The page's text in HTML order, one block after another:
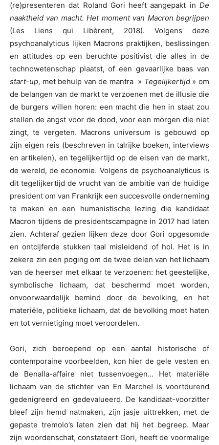
(re)presenteren dat Roland Gori heeft aangepakt in De
naaktheid van macht. Het moment van Macron begrijpen
(Les Liens qui Libèrent, 2018). Volgens deze
psychoanalyticus lijken Macrons praktijken, beslissingen
en attitudes op een beruchte positivist die alles in de
technowetenschap plaatst, of een gevaarlijke baas van
start-up, met behulp van de mantra » Tegelijkertijd» om
de belangen van de markt te verzoenen met de illusie die
de burgers willen horen: een macht die hen in staat zou
stellen de angst voor de dood, voor een morgen die niet
zingt, te vergeten. Macrons universum is gebouwd op
zijn eigen reis (beschreven in talrijke boeken, interviews
en artikelen), en tegelijkertijd op de eisen van de markt,
de wereld, de economie. Volgens de psychoanalyticus is
dit tegelijkertijd de vrucht van de ambitie van de huidige
president om van Frankrijk een succesvolle onderneming
te maken en een humanistische lezing die kandidaat
Macron tijdens de presidentscampagne in 2017 had laten
zien. Achteraf gezien lijken deze door Gori opgesomde
en ontcijferde stukken taal misleidend of hol. Het is in
zekere zin een poging om de twee delen van het lichaam
van de heerser met elkaar te verzoenen: het geestelijke,
symbolische lichaam, dat beschermd moet worden,
onvoorwaardelijk bemind door de bevolking, en het
materiële, politieke lichaam, dat de bevolking moet haten
en tot vernietiging moet veroordelen.
Gori, zich beroepend op een aantal historische of
contemporaine voorbeelden, kon hier de gele vesten en
de Benalla-affaire niet tussenvoegen… Het materiële
lichaam van de stichter van En Marche! is voortdurend
gedenigreerd en gedevalueerd. De kandidaat-voorzitter
bleef zijn hemd natmaken, zijn jasje uittrekken, met de
gepaste tremolo’s laten zien dat hij het begreep. Maar
zijn woordenschat, constateert Gori, heeft de voormalige